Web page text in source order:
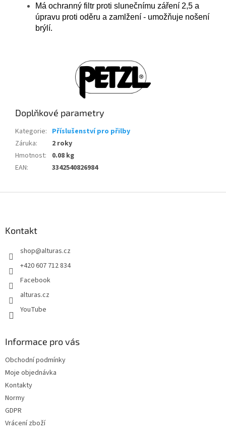
Má ochranný filtr proti slunečnímu záření 2,5 a
úpravu proti oděru a zamlžení - umožňuje nošení
brýlí.
Doplňkové parametry
Kategorie: Příslušenství pro přilby
Záruka:
2 roky
Hmotnost:
0.08 kg
EAN: 3342540826984
Kontakt
shop@alturas.cz
+420 607 712 834
Facebook
alturas.cz
YouTube
Informace pro vás
Obchodní podmínky
Moje objednávka
Kontakty
Normy
GDPR
Vrácení zboží